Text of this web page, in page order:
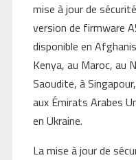
mise à jour de
version de firmware
disponible en
Kenya, au Maroc, au
Saoudite, à
aux Émirats Arabes
en Ukraine.
La mise à jour de